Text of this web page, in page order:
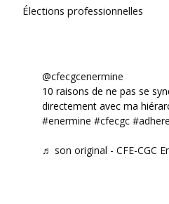
Élections professionnelles
@cfecgcenermine
10 raisons de ne pas se
directement avec ma
#enermine #cfecgc
♬ son original - CFE-CGC